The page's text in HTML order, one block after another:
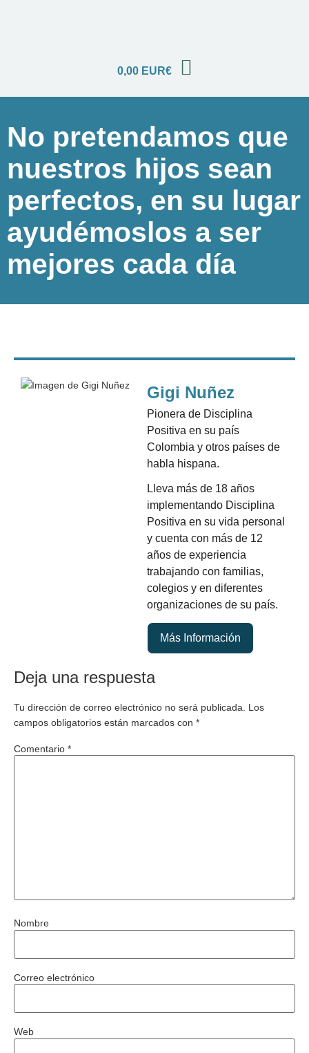
0,00 EUR€
No pretendamos que
nuestros hijos sean
perfectos, en su lugar
ayudémoslos a ser
mejores cada día
Gigi Nuñez
Pionera de Disciplina
Positiva en su país
Colombia y otros países de
habla hispana.
Lleva más de 18 años
implementando Disciplina
Positiva en su vida personal
y cuenta con más de 12
años de experiencia
trabajando con familias,
colegios y en diferentes
organizaciones de su país.
Más Información
Deja una respuesta
Tu dirección de correo electrónico no será publicada.
Los
campos obligatorios están marcados con *
Comentario *
Nombre
Correo electrónico
Web